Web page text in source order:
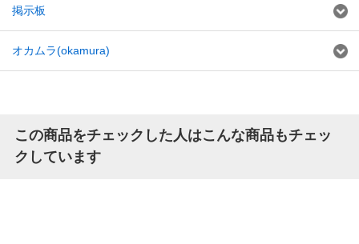
掲示板
オカムラ(okamura)
この商品をチェックした人はこんな商品もチェッ
クしています